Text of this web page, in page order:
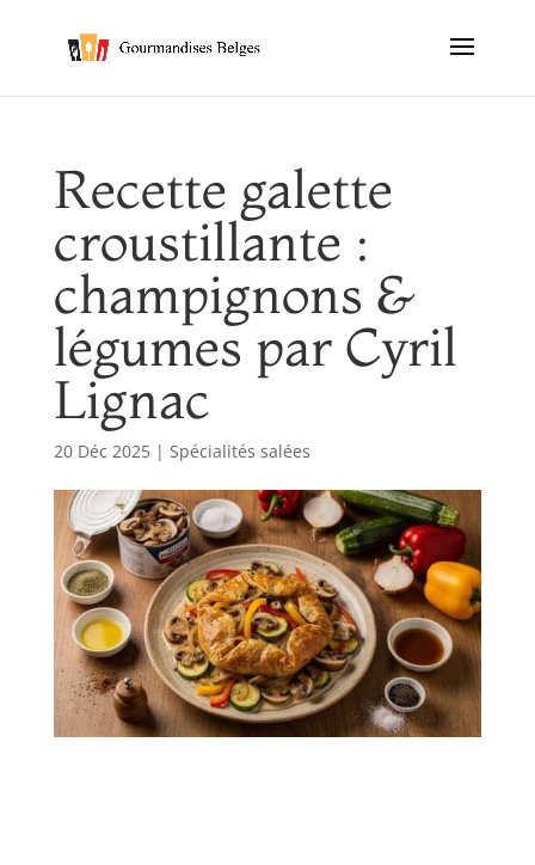
Recette galette
croustillante :
champignons &
légumes par Cyril
Lignac
20 Déc 2025| Spécialités salées